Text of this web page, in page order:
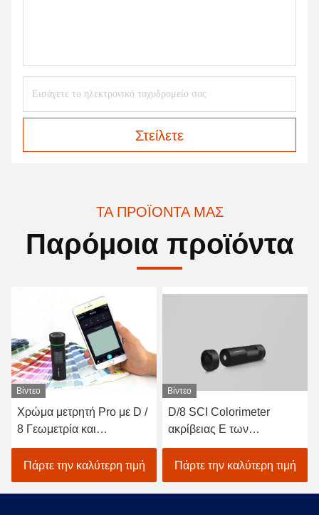
Στείλετε
ΤΑ ΠΡΟΪΌΝΤΑ ΜΑΣ
Παρόμοια προϊόντα
Βίντεο
D/8 SCI Colorimeter
ακρίβειας Ε των
οδηγήσεων του δέλτα
αυτόματη βαθμολόγηση
Συσκευή ανάλυσης
χρώματος χρωμάτων
Πάρτε την καλύτερη τιμή
Επανάληψη CLEDs D/0
0,08% Spectrophotometer
μετάδοσης Benchtop για
τη μέτρηση χρώματος
Πάρτε την καλύτερη τιμή